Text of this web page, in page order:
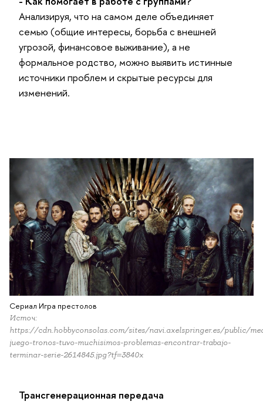
Анализируя, что на самом деле объединяет
семью (общие интересы, борьба с внешней
угрозой, финансовое выживание), а не
формальное родство, можно выявить истинные
источники проблем и скрытые ресурсы для
изменений.
Сериал Игра престолов
Источ:
https://cdn.hobbyconsolas.com/sites/navi.axelspringer.es/public/
juego-tronos-tuvo-muchisimos-problemas-encontrar-trabajo-
terminar-serie-2614845.jpg?tf=3840x
Трансгенерационная передача